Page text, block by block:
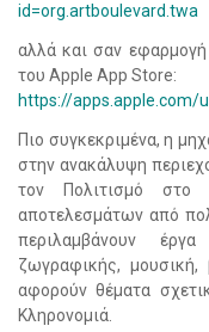
id=org.artboulevard.twa
αλλά και σαν
του Apple App Store:
https://apps.apple.com/
Πιο συγκεκριμένα, η
στην ανακάλυψη
τον Πολιτισμό στο
αποτελεσμάτων από
περιλαμβάνουν
ζωγραφικής, μουσική,
αφορούν θέματα
Κληρονομιά.